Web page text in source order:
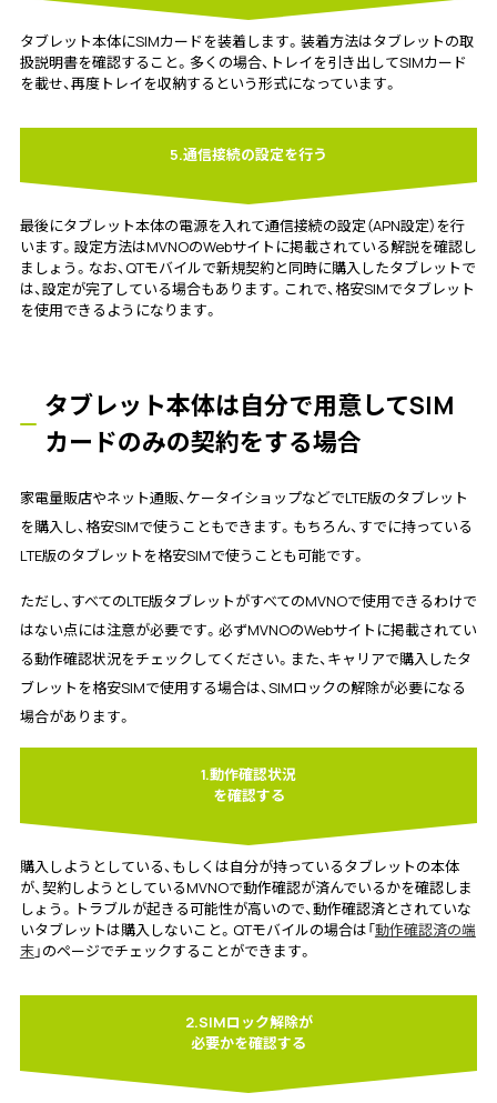
タブレット本体にSIMカードを装着します。装着方法はタブレットの取
扱説明書を確認すること。多くの場合、トレイを引き出してSIMカード
を載せ、再度トレイを収納するという形式になっています。
5.通信接続の設定を行う
最後にタブレット本体の電源を入れて通信接続の設定（APN設定）を行
います。設定方法はMVNOのWebサイトに掲載されている解説を確認し
ましょう。なお、QTモバイルで新規契約と同時に購入したタブレットで
は、設定が完了している場合もあります。これで、格安SIMでタブレット
を使用できるようになります。
タブレット本体は自分で用意してSIM
カードのみの契約をする場合
家電量販店やネット通販、ケータイショップなどでLTE版のタブレット
を購入し、格安SIMで使うこともできます。もちろん、すでに持っている
LTE版のタブレットを格安SIMで使うことも可能です。
ただし、すべてのLTE版タブレットがすべてのMVNOで使用できるわけで
はない点には注意が必要です。必ずMVNOのWebサイトに掲載されてい
る動作確認状況をチェックしてください。また、キャリアで購入したタ
ブレットを格安SIMで使用する場合は、SIMロックの解除が必要になる
場合があります。
1.動作確認状況
を確認する
購入しようとしている、もしくは自分が持っているタブレットの本体
が、契約しようとしているMVNOで動作確認が済んでいるかを確認しま
しょう。トラブルが起きる可能性が高いので、動作確認済とされていな
いタブレットは購入しないこと。QTモバイルの場合は「動作確認済の端
末」のページでチェックすることができます。
2.SIMロック解除が
必要かを確認する